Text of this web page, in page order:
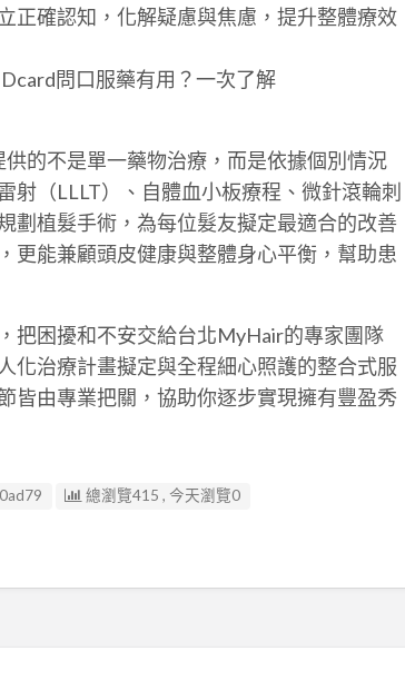
正確認知，化解疑慮與焦慮，提升整體療效
問口服藥有用？一次了解
的不是單一藥物治療，而是依據個別情況
（LLLT）、自體血小板療程、微針滾輪刺
劃植髮手術，為每位髮友擬定最適合的改善
更能兼顧頭皮健康與整體身心平衡，幫助患
把困擾和不安交給台北MyHair的專家團隊
化治療計畫擬定與全程細心照護的整合式服
皆由專業把關，協助你逐步實現擁有豐盈秀
總瀏覽415 , 今天瀏覽0